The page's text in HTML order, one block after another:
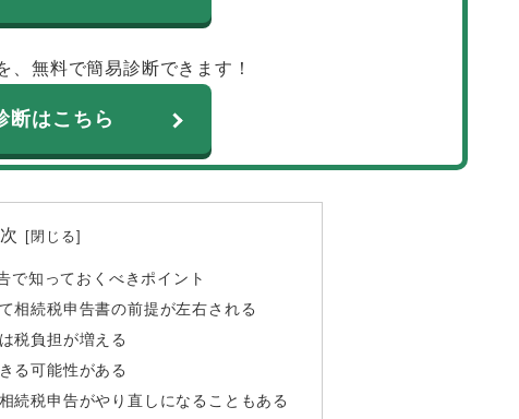
、無料で簡易診断できます！
断はこちら
で知っておくべきポイント
相続税申告書の前提が左右される
税負担が増える
る可能性がある
続税申告がやり直しになることもある